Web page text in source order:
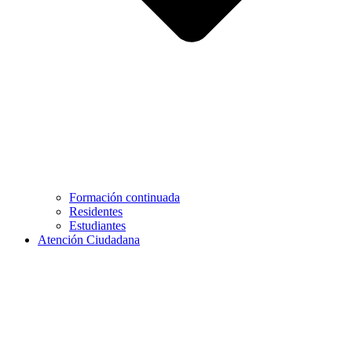
Formación continuada
Residentes
Estudiantes
Atención Ciudadana